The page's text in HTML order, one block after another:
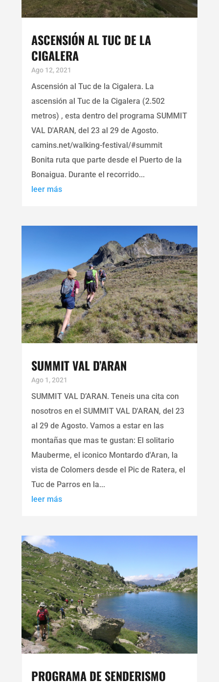
ASCENSIÓN AL TUC DE LA
CIGALERA
Ago 12, 2021
Ascensión al Tuc de la Cigalera. La
ascensión al Tuc de la Cigalera (2.502
metros) , esta dentro del programa SUMMIT
VAL D'ARAN, del 23 al 29 de Agosto.
camins.net/walking-festival/#summit
Bonita ruta que parte desde el Puerto de la
Bonaigua. Durante el recorrido...
leer más
SUMMIT VAL D’ARAN
Ago 1, 2021
SUMMIT VAL D’ARAN. Teneis una cita con
nosotros en el SUMMIT VAL D'ARAN, del 23
al 29 de Agosto. Vamos a estar en las
montañas que mas te gustan: El solitario
Mauberme, el iconico Montardo d'Aran, la
vista de Colomers desde el Pic de Ratera, el
Tuc de Parros en la...
leer más
PROGRAMA DE SENDERISMO